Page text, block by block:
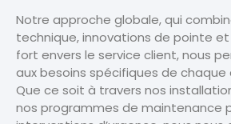
Notre approche globale, qui
technique, innovations de pointe
fort envers le service client, nous
aux besoins spécifiques de chaque
Que ce soit à travers nos
nos programmes de maintenance